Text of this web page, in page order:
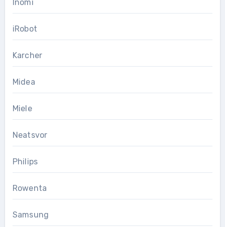
Inomi
iRobot
Karcher
Midea
Miele
Neatsvor
Philips
Rowenta
Samsung